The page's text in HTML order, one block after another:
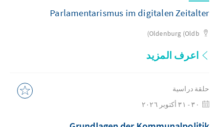
Parlamentarismus im digitalen Zeitalter
Oldenburg (Oldb)
اعرف المزيد
حلقة دراسية